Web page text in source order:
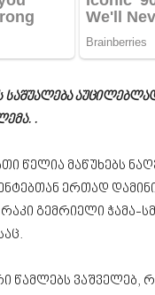
საშუალება
.
წელია მაწუხებს
ერთად
გემრიელი ჭამა-
წამლებს ვაშველებ,